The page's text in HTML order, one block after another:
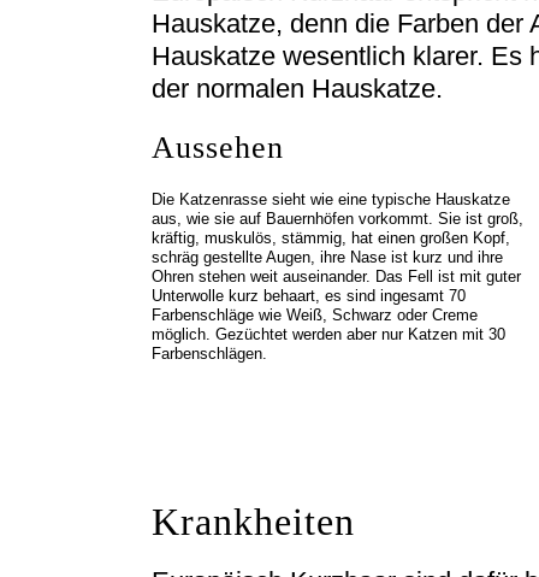
Hauskatze, denn die Farben der
Hauskatze wesentlich klarer. Es
der normalen Hauskatze.
Aussehen
Die Katzenrasse sieht wie eine typische Hauskatze
aus, wie sie auf Bauernhöfen vorkommt. Sie ist groß,
kräftig, muskulös, stämmig, hat einen großen Kopf,
schräg gestellte Augen, ihre Nase ist kurz und ihre
Ohren stehen weit auseinander. Das Fell ist mit guter
Unterwolle kurz behaart, es sind ingesamt 70
Farbenschläge wie Weiß, Schwarz oder Creme
möglich. Gezüchtet werden aber nur Katzen mit 30
Farbenschlägen.
Krankheiten